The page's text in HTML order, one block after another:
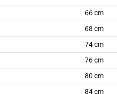
66 cm
68 cm
74 cm
76 cm
80 cm
84 cm